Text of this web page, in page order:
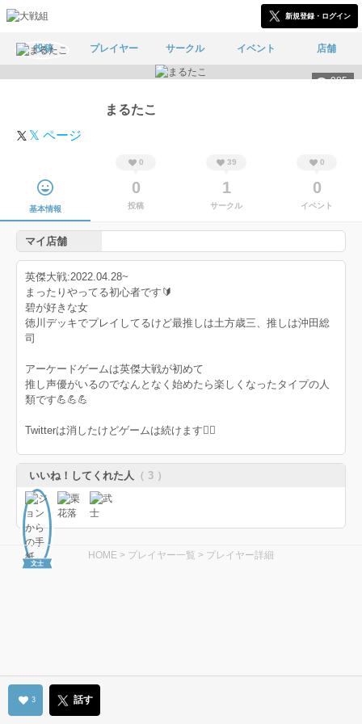
新規登録・ログイン
投稿 プレイヤー サークル イベント 店舗
985
まるたこ
𝕏 ページ
基本情報
0
0
投稿
39
1
サークル
0
0
イベント
マイ店舗
英傑大戦:2022.04.28~
まったりやってる初心者です🔰
碧が好きな女
徳川デッキでプレイしてるけど最推しは土方歳三、推しは沖田総
司
アーケードゲームは英傑大戦が初めて
推し声優がいるのでなんとなく始めたら楽しくなったタイプの人
類です💪💪💪
Twitterは消したけどゲームは続けます🙇‍♂️
いいね！してくれた人 （ 3 ）
文士
HOME > プレイヤー一覧 > プレイヤー詳細
3 話す